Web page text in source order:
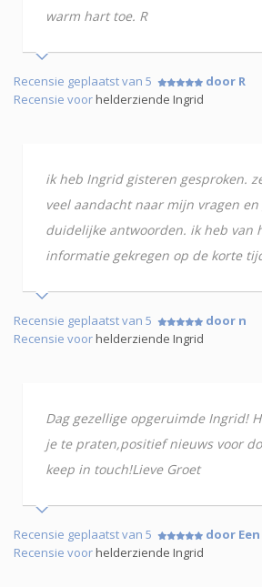
warm hart toe. R
Recensie geplaatst van 5
door R
Recensie voorhelderziende Ingrid
ik heb Ingrid gisteren gesproken.
veel aandacht naar mijn vragen en
duidelijke antwoorden. ik heb van
informatie gekregen op de korte
Recensie geplaatst van 5
door n
Recensie voorhelderziende Ingrid
Dag gezellige opgeruimde Ingrid!
je te praten,positief nieuws voor
keep in touch!Lieve Groet
Recensie geplaatst van 5
door
Recensie voorhelderziende Ingrid